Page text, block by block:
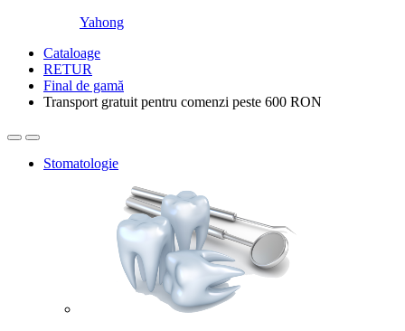
Yahong
Cataloage
RETUR
Final de gamă
Transport gratuit pentru comenzi peste 600 RON
OpenClose
Stomatologie